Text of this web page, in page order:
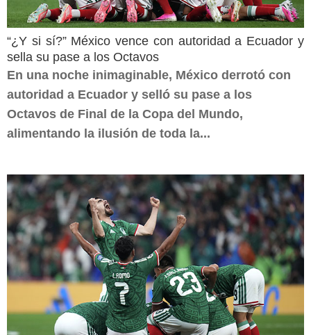
“¿Y si sí?” México vence con autoridad a Ecuador y
sella su pase a los Octavos
En una noche inimaginable, México derrotó con
autoridad a Ecuador y selló su pase a los
Octavos de Final de la Copa del Mundo,
alimentando la ilusión de toda la...